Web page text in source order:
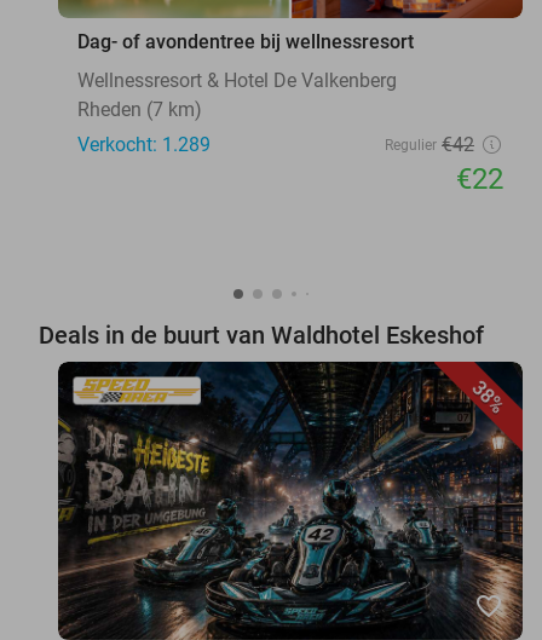
Dag- of avondentree bij wellnessresort
Wellnessresort & Hotel De Valkenberg
Rheden (7 km)
Verkocht: 1.289
Regulier €42
€22
Deals in de buurt van Waldhotel Eskeshof
38%
favorite_border